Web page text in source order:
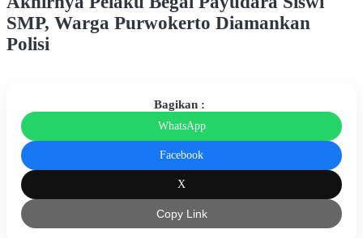
SMP, Warga Purwokerto Diamankan
Polisi
Bagikan :
WhatsApp
Facebook
X
Copy Link